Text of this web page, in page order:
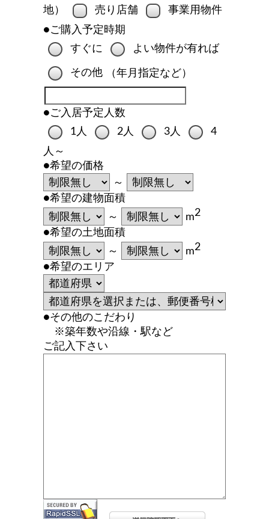
地） 売り店舗
事業用物件
●ご購入予定時期
すぐに
よい物件が有れば
その他 （年月指定など）
●ご入居予定人数
1人
2人 3人
4
人～
●希望の価格
～
●希望の建物面積
～
m2
●希望の土地面積
～
m2
●希望のエリア
●その他のこだわり
※築年数や沿線・駅など
ご記入下さい